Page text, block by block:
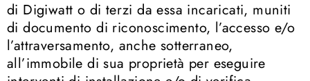
di Digiwatt o di terzi da essa incaricati, muniti
di documento di riconoscimento, l’accesso e/o
l’attraversamento, anche sotterraneo,
all’immobile di sua proprietà per eseguire